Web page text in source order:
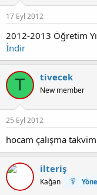
17 Eyl 2012
2012-2013 Öğretim
İndir
T tivecek
New member
25 Eyl 2012
hocam çalışma
ilteriş
Kağan